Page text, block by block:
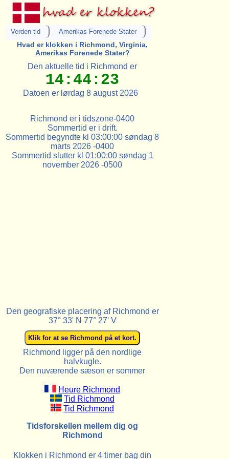
Verden tid Amerikas Forenede Stater
Hvad er klokken i Richmond, Virginia,
Amerikas Forenede Stater?
Den aktuelle tid i Richmond er
14:44:23
Datoen er lørdag 8 august 2026
Richmond er i tidszone-0400
Sommertid er i drift.
Sommertid begyndte kl 03:00:00 søndag 8
marts 2026 -0400
Sommertid slutter kl 01:00:00 søndag 1
november 2026 -0500
Den geografiske placering af Richmond er
37° 33' N 77° 27' V
Richmond ligger på den nordlige
halvkugle.
Den nuværende sæson er sommer
Heure Richmond
Tid Richmond
Tid Richmond
Tidsforskellen mellem dig og
Richmond
Klokken i Richmond er 4 timer bag din